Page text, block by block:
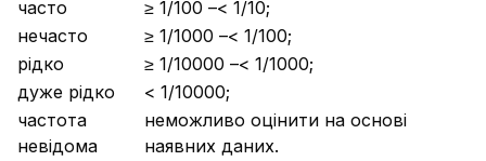
часто
≥ 1/100 –< 1/10;
нечасто
≥ 1/1000 –< 1/100;
рідко
≥ 1/10000 –< 1/1000;
дуже рідко
< 1/10000;
частота
невідома
неможливо оцінити на основі
наявних даних.